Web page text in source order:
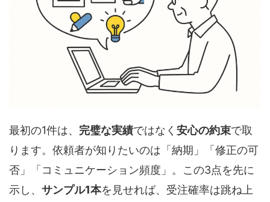
最初の1件は、 完璧な実績ではなく 安心の約束で取
ります。依頼者が知りたいのは「納期」「修正の可
否」「コミュニケーション頻度」。この3点を先に
示し、 サンプル1本を見せれば、受注確率は跳ね上